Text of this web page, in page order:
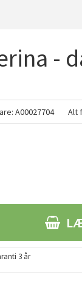
-
A00027704 Alt
3 år